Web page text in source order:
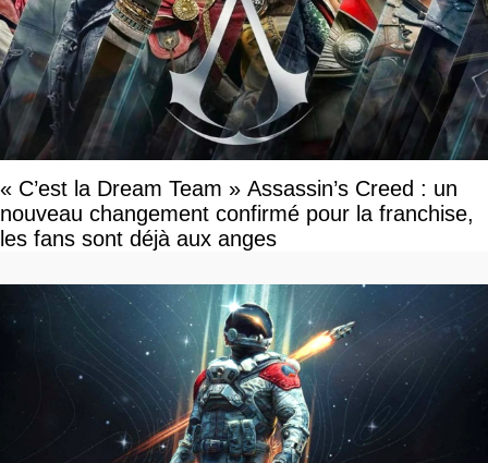
« C’est la Dream Team » Assassin’s Creed : un
nouveau changement confirmé pour la franchise,
les fans sont déjà aux anges